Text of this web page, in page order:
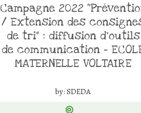
Campagne 2022
/ Extension des
de tri” : diffusion d’outils
de communication –
MATERNELLE VOLTAIRE
by: SDEDA